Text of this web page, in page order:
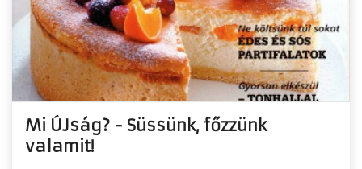
Mi ÚJság? - Süssünk, főzzünk
valamit!